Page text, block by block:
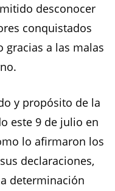
desconocer
conquistados
gracias a las malas
y propósito de la
este 9 de julio en
lo afirmaron los
declaraciones,
determinación